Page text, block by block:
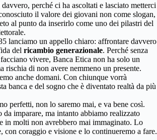
perché ci ha ascoltati e lasciato metterci
il valore dei giovani non come slogan,
al punto da inserirlo come uno dei pilastri del
lanciamo un appello chiaro: affrontare davvero
del ricambio generazionale. Perché senza
vivere, Banca Etica non ha solo un
rischia di non avere nemmeno un presente.
anche domani. Con chiunque vorrà
banca e del sogno che è diventato realtà da più
perfetti, non lo saremo mai, e va bene così.
da imparare, ma intanto abbiamo realizzato
in molti non avrebbero mai immaginato. Lo
con coraggio e visione e lo continueremo a fare.